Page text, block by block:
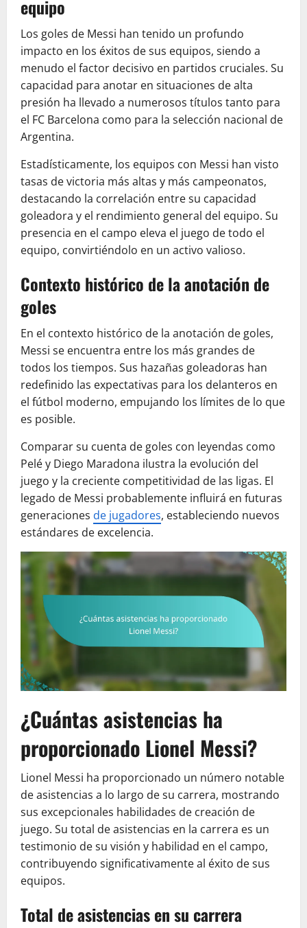
equipo
Los goles de Messi han tenido un profundo
impacto en los éxitos de sus equipos, siendo a
menudo el factor decisivo en partidos cruciales. Su
capacidad para anotar en situaciones de alta
presión ha llevado a numerosos títulos tanto para
el FC Barcelona como para la selección nacional de
Argentina.
Estadísticamente, los equipos con Messi han visto
tasas de victoria más altas y más campeonatos,
destacando la correlación entre su capacidad
goleadora y el rendimiento general del equipo. Su
presencia en el campo eleva el juego de todo el
equipo, convirtiéndolo en un activo valioso.
Contexto histórico de la anotación de
goles
En el contexto histórico de la anotación de goles,
Messi se encuentra entre los más grandes de
todos los tiempos. Sus hazañas goleadoras han
redefinido las expectativas para los delanteros en
el fútbol moderno, empujando los límites de lo que
es posible.
Comparar su cuenta de goles con leyendas como
Pelé y Diego Maradona ilustra la evolución del
juego y la creciente competitividad de las ligas. El
legado de Messi probablemente influirá en futuras
generaciones de jugadores, estableciendo nuevos
estándares de excelencia.
¿Cuántas asistencias ha
proporcionado Lionel Messi?
Lionel Messi ha proporcionado un número notable
de asistencias a lo largo de su carrera, mostrando
sus excepcionales habilidades de creación de
juego. Su total de asistencias en la carrera es un
testimonio de su visión y habilidad en el campo,
contribuyendo significativamente al éxito de sus
equipos.
Total de asistencias en su carrera